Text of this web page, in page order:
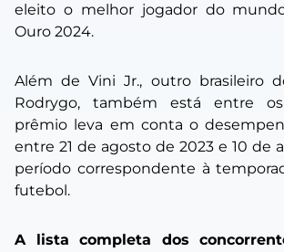
eleito o melhor jogador do
Ouro 2024.
Além de Vini Jr., outro brasileiro
Rodrygo, também está entre
prêmio leva em conta o
entre 21 de agosto de 2023 e 10 de
período correspondente à
futebol.
A lista completa dos